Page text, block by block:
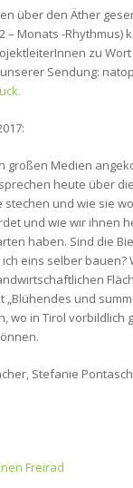
über den Äther
– Monats -Rhythmus)
zu
Sendung:
großen Medien
heute über
stechen und wie sie
und wie wir ihnen
haben. Sind die
eins selber bauen?
„Blühendes und
wo in Tirol vorbildlich
Stefanie